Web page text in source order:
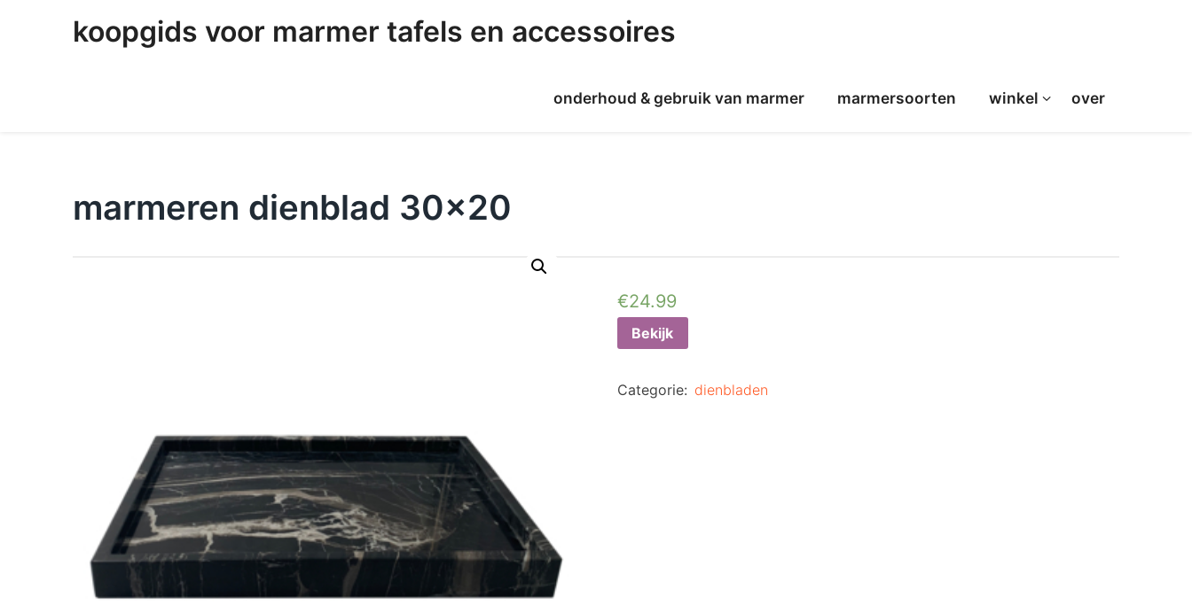
koopgids voor marmer tafels en accessoires
onderhoud & gebruik van marmer marmersoorten winkel over
marmeren dienblad 30×20
€24.99
Bekijk
Categorie: dienbladen